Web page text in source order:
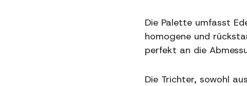
Die Palette umfasst
homogene und
perfekt an die
Die Trichter, sowohl